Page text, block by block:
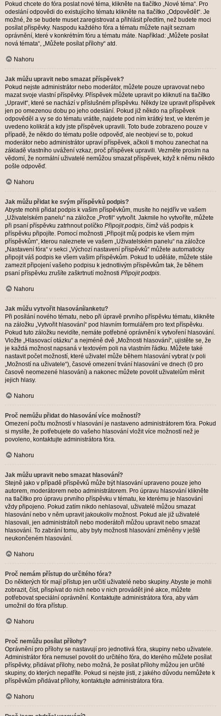
Pokud chcete do fóra poslat nové téma, klikněte na tlačítko „Nové téma“. Pro
odeslání odpovědi do existujícího tématu klikněte na tlačítko „Odpovědět“. Je
možné, že se budete muset zaregistrovat a přihlásit předtím, než budete moci
posílat příspěvky. Naspodu každého fóra a tématu můžete najít seznam
oprávnění, které v konkrétním fóru a tématu máte. Například: „Můžete posílat
nová témata“, „Můžete posílat přílohy“ atd.
Nahoru
Jak můžu upravit nebo smazat příspěvek?
Pokud nejste administrátor nebo moderátor, můžete pouze upravovat nebo
mazat svoje vlastní příspěvky. Příspěvek můžete upravit po kliknutí na tlačítko
„Upravit“, které se nachází v příslušném příspěvku. Někdy lze upravit příspěvek
jen po omezenou dobu po jeho odeslání. Pokud již někdo na příspěvek
odpověděl a vy se do tématu vrátíte, najdete pod ním krátký text, ve kterém je
uvedeno kolikrát a kdy jste příspěvek upravili. Toto bude zobrazeno pouze v
případě, že někdo do tématu pošle odpověď, ale neobjeví se to, pokud
moderátor nebo administrátor upraví příspěvek, ačkoli ti mohou zanechat na
základě vlastního uvážení vzkaz, proč příspěvek upravili. Vezměte prosím na
vědomí, že normální uživatelé nemůžou smazat příspěvek, když k němu někdo
pošle odpověď.
Nahoru
Jak můžu přidat ke svým příspěvků podpis?
Abyste mohli přidat podpis k vašim příspěvkům, musíte ho nejdřív ve vašem
„Uživatelském panelu“ na záložce „Profil“ vytvořit. Jakmile ho vytvoříte, můžete
při psaní příspěvku zatrhnout políčko Připojit podpis, čímž váš podpis k
příspěvku připojíte. Pomocí možnosti „Připojit můj podpis ke všem mým
příspěvkům“, kterou naleznete ve vašem „Uživatelském panelu“ na záložce
„Nastavení fóra“ v sekci „Výchozí nastavení příspěvků“ můžete automaticky
připojit váš podpis ke všem vašim příspěvkům. Pokud to uděláte, můžete stále
zamezit připojení vašeho podpisu k jednotlivým příspěvkům tak, že během
psaní příspěvku zrušíte zaškrtnutí možnosti Připojit podpis.
Nahoru
Jak můžu vytvořit hlasování/anketu?
Při posílání nového tématu, nebo při úpravě prvního příspěvku tématu, klikněte
na záložku „Vytvořit hlasování“ pod hlavním formulářem pro text příspěvku.
Pokud tuto záložku nevidíte, nemáte potřebné oprávnění k vytvoření hlasování.
Vložte „Hlasovací otázku“ a nejméně dvě „Možnosti hlasování“, ujistěte se, že
je každá možnost napsaná v textovém poli na vlastním řádku. Můžete také
nastavit počet možností, které uživatel může během hlasování vybrat (v poli
„Možností na uživatele“), časové omezení trvání hlasování ve dnech (0 pro
časově neomezené hlasování) a nakonec můžete povolit uživatelům měnit
jejich hlasy.
Nahoru
Proč nemůžu přidat do hlasování více možností?
Omezení počtu možností v hlasování je nastaveno administrátorem fóra. Pokud
si myslíte, že potřebujete do vašeho hlasování vložit více možností než je
povoleno, kontaktujte administrátora fóra.
Nahoru
Jak můžu upravit nebo smazat hlasování?
Stejně jako v případě příspěvků může být hlasování upraveno pouze jeho
autorem, moderátorem nebo administrátorem. Pro úpravu hlasování klikněte
na tlačítko pro úpravu prvního příspěvku v tématu, ke kterému je hlasování
vždy připojeno. Pokud zatím nikdo nehlasoval, uživatelé můžou smazat
hlasování nebo v něm upravit jakoukoliv možnost. Pokud ale již uživatelé
hlasovali, jen administrátoři nebo moderátoři můžou upravit nebo smazat
hlasování. To zabrání tomu, aby byly možnosti hlasování změněny v ještě
neukončeném hlasování.
Nahoru
Proč nemám přístup do určitého fóra?
Do některých fór mají přístup jen určití uživatelé nebo skupiny. Abyste je mohli
zobrazit, číst, přispívat do nich nebo v nich provádět jiné akce, můžete
potřebovat speciální oprávnění. Kontaktujte administrátora fóra, aby vám
umožnil do fóra přístup.
Nahoru
Proč nemůžu posílat přílohy?
Oprávnění pro přílohy se nastavují pro jednotlivá fóra, skupiny nebo uživatele.
Administrátor fóra nemusel povolit do určitého fóra, do kterého můžete posílat
příspěvky, přidávat přílohy, nebo možná, že posílat přílohy můžou jen určité
skupiny, do kterých nepatříte. Pokud si nejste jisti, z jakého důvodu nemůžete k
příspěvkům přidávat přílohy, kontaktujte administrátora fóra.
Nahoru